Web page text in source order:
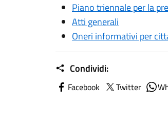
Piano triennale per la
Atti generali
Oneri informativi per
Condividi:
Facebook Twitter